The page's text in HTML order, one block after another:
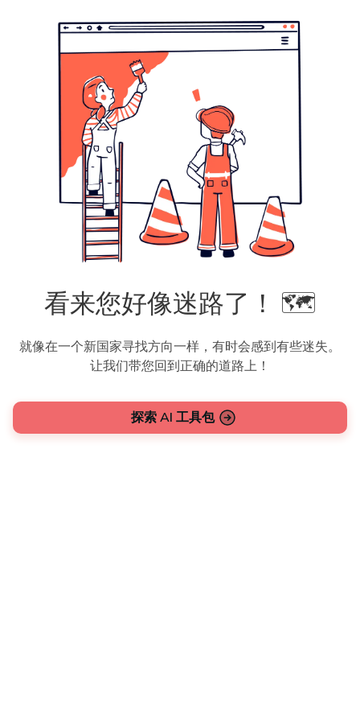
看来您好像迷路了！ 🗺️
就像在一个新国家寻找方向一样，有时会感到有些迷失。
让我们带您回到正确的道路上！
探索 AI 工具包